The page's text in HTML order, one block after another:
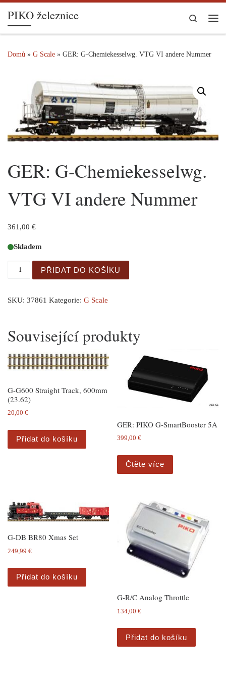
Skip to content
PIKO železnice
Search
Domů » G Scale » GER: G-Chemiekesselwg. VTG VI andere Nummer
GER: G-Chemiekesselwg.
VTG VI andere Nummer
361,00 €
Skladem
GER: G-Chemiekesselwg. VTG VI andere Nummer
PŘIDAT DO KOŠÍKU
SKU: 37861 Kategorie: G Scale
Související produkty
G-G600 Straight Track, 600mm
(23.62)
20,00 €
Přidat do košíku
GER: PIKO G-SmartBooster 5A
399,00€
Čtěte více
G-DB BR80 Xmas Set
249,99 €
Přidat do košíku
G-R/C Analog Throttle
134,00€
Přidat do košíku